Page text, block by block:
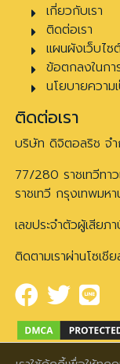
เกี่ยวกับเรา
ติดต่อเรา
แผนผังเว็บไซ
ข้อตกลงในกา
นโยบายความ
ติดต่อเรา
บริษัท ดิจิตอลริช จำ
77/280 ราชเทวีท
ราชเทวี กรุงเทพมห
เลขประจำตัวผู้เสีย
ติดตามเราผ่านโซเชี